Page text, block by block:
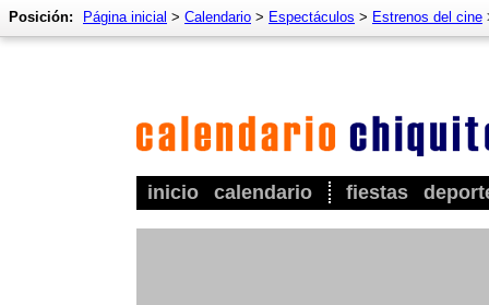
inicio calendario fiestas
Posición: Página inicial > Calendario > Espectáculos > Estrenos del cine